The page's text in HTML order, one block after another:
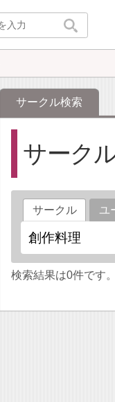
サークル検索
サーク
サークル ユ
検索結果は0件です